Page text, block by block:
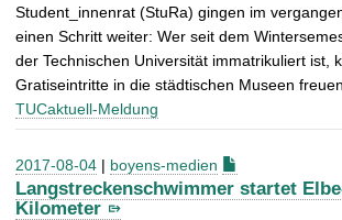
Student_innenrat (StuRa) gingen im
einen Schritt weiter: Wer seit dem
der Technischen Universität immatrikuliert ist,
Gratiseintritte in die städtischen Museen freuen.
TUCaktuell-Meldung
2017-08-04 | boyens-medien
Langstreckenschwimmer startet
Kilometer